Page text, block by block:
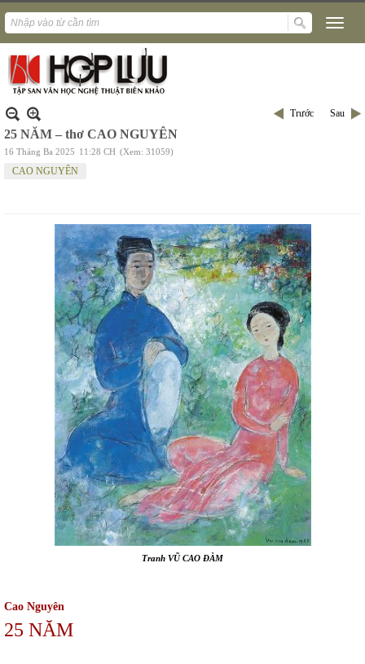
Trước Sau
25 NĂM – thơ CAO NGUYÊN
16 Tháng Ba 2025 11:28 CH (Xem: 31059)
CAO NGUYÊN
Tranh VŨ CAO ĐÀM
Cao Nguyên
25 NĂM